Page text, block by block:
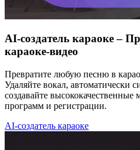
AI-создатель караоке –
караоке-видео
Превратите любую песню в
Удаляйте вокал, автоматически
создавайте
программ и регистрации.
AI-создатель караоке